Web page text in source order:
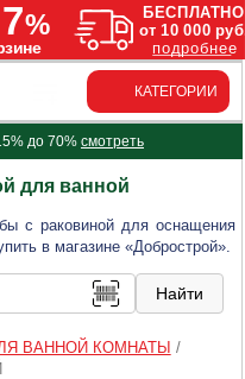
КАТЕГОРИИ
до 70% смотреть
для ванной
с раковиной для оснащения
в магазине «Добрострой».
ВАННОЙ КОМНАТЫ /